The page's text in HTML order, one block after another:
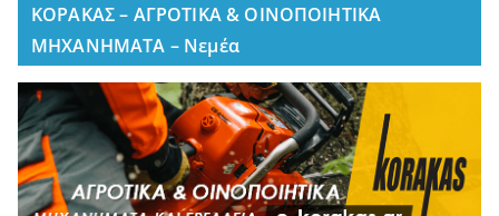
ΚΟΡΑΚΑΣ – ΑΓΡΟΤΙΚΑ & ΟΙΝΟΠΟΙΗΤΙΚΑ
ΜΗΧΑΝΗΜΑΤΑ – Νεμέα